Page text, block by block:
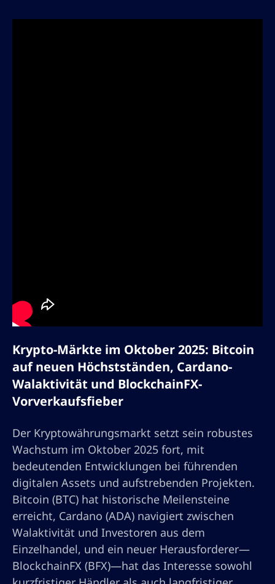
Krypto-Märkte im Oktober 2025: Bitcoin
auf neuen Höchstständen, Cardano-
Walaktivität und BlockchainFX-
Vorverkaufsfieber
Der Kryptowährungsmarkt setzt sein robustes
Wachstum im Oktober 2025 fort, mit
bedeutenden Entwicklungen bei führenden
digitalen Assets und aufstrebenden Projekten.
Bitcoin (BTC) hat historische Meilensteine
erreicht, Cardano (ADA) navigiert zwischen
Walaktivität und Investoren aus dem
Einzelhandel, und ein neuer Herausforderer—
BlockchainFX (BFX)—hat das Interesse sowohl